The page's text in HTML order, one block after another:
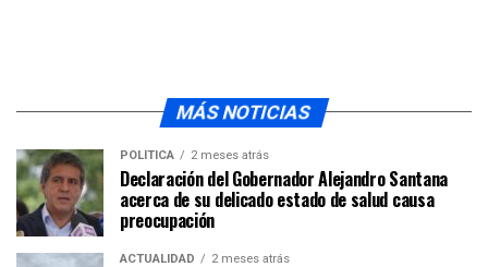
MÁS NOTICIAS
POLÍTICA 2 meses atrás
Declaración del Gobernador Alejandro Santana
acerca de su delicado estado de salud causa
preocupación
ACTUALIDAD 2 meses atrás